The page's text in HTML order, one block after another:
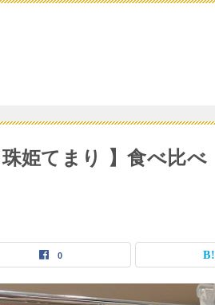
姫てまり 】食べ比べ
0